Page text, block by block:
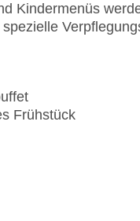
Kindermenüs
Frühstück